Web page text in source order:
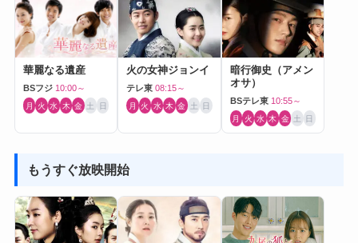
華麗なる遺産
BSフジ 10:00～
月 火 水 木 金 土 日
火の女神ジョンイ
テレ東 08:15～
月 火 水 木 金 土 日
暗行御史（アメン
オサ）
BSテレ東 10:55～
月 火 水 木 金 土 日
もうすぐ放映開始